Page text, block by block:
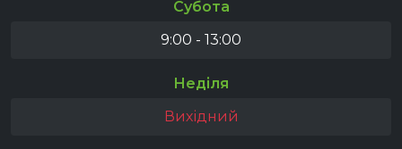
Субота
9:00 - 13:00
Неділя
Вихідний